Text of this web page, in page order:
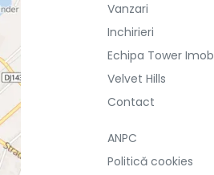
Vanzari
Inchirieri
Echipa Tower Imob
Velvet Hills
Contact
ANPC
Politică cookies